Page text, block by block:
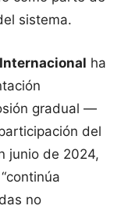
sistema.
ha
gradual —
del
junio de 2024,
no